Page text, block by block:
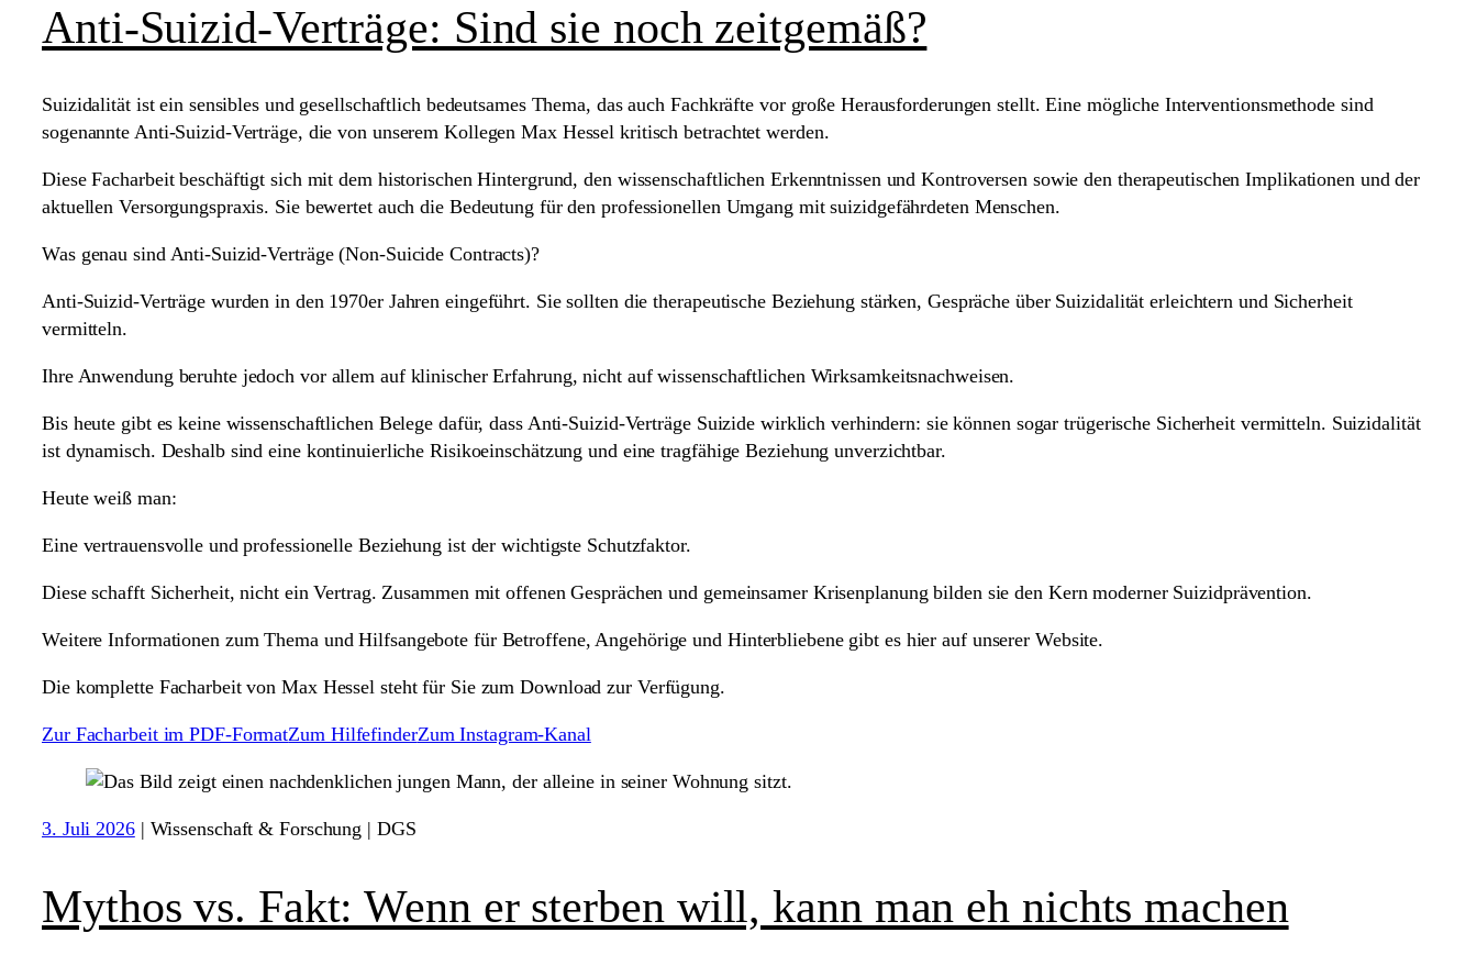
Anti-Suizid-Verträge: Sind sie noch zeitgemäß?
Suizidalität ist ein sensibles und gesellschaftlich bedeutsames Thema, das auch Fachkräfte vor große Herausforderungen stellt. Eine mögliche Interventionsmethode sind
sogenannte Anti-Suizid-Verträge, die von unserem Kollegen Max Hessel kritisch betrachtet werden.
Diese Facharbeit beschäftigt sich mit dem historischen Hintergrund, den wissenschaftlichen Erkenntnissen und Kontroversen sowie den therapeutischen Implikationen und der
aktuellen Versorgungspraxis. Sie bewertet auch die Bedeutung für den professionellen Umgang mit suizidgefährdeten Menschen.
Was genau sind Anti-Suizid-Verträge (Non-Suicide Contracts)?
Anti-Suizid-Verträge wurden in den 1970er Jahren eingeführt. Sie sollten die therapeutische Beziehung stärken, Gespräche über Suizidalität erleichtern und Sicherheit
vermitteln.
Ihre Anwendung beruhte jedoch vor allem auf klinischer Erfahrung, nicht auf wissenschaftlichen Wirksamkeitsnachweisen.
Bis heute gibt es keine wissenschaftlichen Belege dafür, dass Anti-Suizid-Verträge Suizide wirklich verhindern: sie können sogar trügerische Sicherheit vermitteln. Suizidalität
ist dynamisch. Deshalb sind eine kontinuierliche Risikoeinschätzung und eine tragfähige Beziehung unverzichtbar.
Heute weiß man:
Eine vertrauensvolle und professionelle Beziehung ist der wichtigste Schutzfaktor.
Diese schafft Sicherheit, nicht ein Vertrag. Zusammen mit offenen Gesprächen und gemeinsamer Krisenplanung bilden sie den Kern moderner Suizidprävention.
Weitere Informationen zum Thema und Hilfsangebote für Betroffene, Angehörige und Hinterbliebene gibt es hier auf unserer Website.
Die komplette Facharbeit von Max Hessel steht für Sie zum Download zur Verfügung.
Zur Facharbeit im PDF-FormatZum HilfefinderZum Instagram-Kanal
3. Juli 2026| Wissenschaft & Forschung | DGS
Mythos vs. Fakt: Wenn er sterben will, kann man eh nichts machen